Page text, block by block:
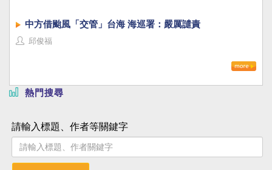
中方借颱風「交管」台海 海巡署：嚴厲譴責
邱俊福
熱門搜尋
請輸入標題、作者等關鍵字